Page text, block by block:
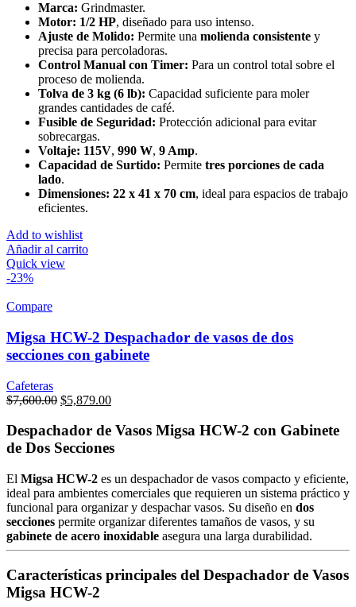
Marca: Grindmaster.
Motor: 1/2 HP, diseñado para uso intenso.
Ajuste de Molido: Permite una molienda consistente y
precisa para percoladoras.
Control Manual con Timer: Para un control total sobre el
proceso de molienda.
Tolva de 3 kg (6 lb): Capacidad suficiente para moler
grandes cantidades de café.
Fusible de Seguridad: Protección adicional para evitar
sobrecargas.
Voltaje: 115V, 990 W, 9 Amp.
Capacidad de Surtido: Permite tres porciones de cada
lado.
Dimensiones: 22 x 41 x 70 cm, ideal para espacios de trabajo
eficientes.
Add to wishlist
Añadir al carrito
Quick view
-23%
Compare
Migsa HCW-2 Despachador de vasos de dos
secciones con gabinete
Cafeteras
$7,600.00 Original
was:
$7,600.00.
$5,879.00Current
is:
Despachador de Vasos Migsa HCW-2 con Gabinete
de Dos Secciones
El Migsa HCW-2 es un despachador de vasos compacto y eficiente,
ideal para ambientes comerciales que requieren un sistema práctico y
funcional para organizar y despachar vasos. Su diseño en dos
secciones permite organizar diferentes tamaños de vasos, y su
gabinete de acero inoxidable asegura una larga durabilidad.
Características principales del Despachador de Vasos
Migsa HCW-2